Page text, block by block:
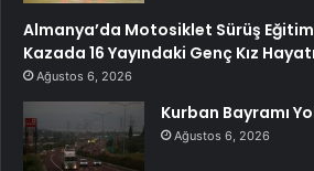
Almanya’da Motosiklet Sürüş
Kazada 16 Yayındaki Genç Kız
Ağustos 6, 2026
Kurban Bayramı
Ağustos 6, 2026